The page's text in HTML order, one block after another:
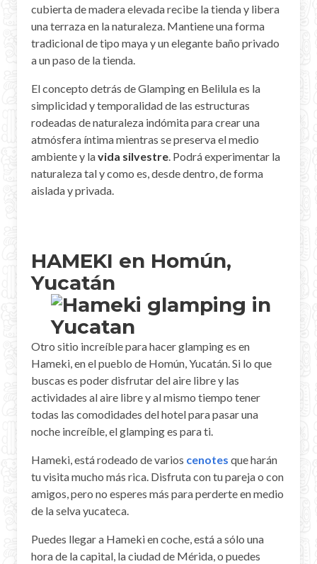
cubierta de madera elevada recibe la tienda y libera
una terraza en la naturaleza. Mantiene una forma
tradicional de tipo maya y un elegante baño privado
a un paso de la tienda.
El concepto detrás de Glamping en Belilula es la
simplicidad y temporalidad de las estructuras
rodeadas de naturaleza indómita para crear una
atmósfera íntima mientras se preserva el medio
ambiente y lavida silvestre. Podrá experimentar la
naturaleza tal y como es, desde dentro, de forma
aislada y privada.
HAMEKI en Homún,
Yucatán
Otro sitio increíble para hacer glamping es en
Hameki, en el pueblo de Homún, Yucatán. Si lo que
buscas es poder disfrutar del aire libre y las
actividades al aire libre y al mismo tiempo tener
todas las comodidades del hotel para pasar una
noche increíble, el glamping es para ti.
Hameki, está rodeado de varios cenotes que harán
tu visita mucho más rica. Disfruta con tu pareja o con
amigos, pero no esperes más para perderte en medio
de la selva yucateca.
Puedes llegar a Hameki en coche, está a sólo una
hora de la capital, la ciudad de Mérida, o puedes